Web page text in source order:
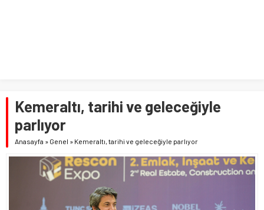
Kemeraltı, tarihi ve geleceğiyle
parlıyor
Anasayfa » Genel » Kemeraltı, tarihi ve geleceğiyle parlıyor